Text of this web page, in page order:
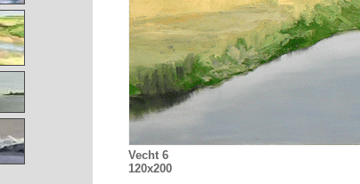
Vecht 6
120x200